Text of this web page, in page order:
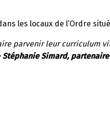
les locaux de l’Ordre
parvenir leur curriculum
Stéphanie Simard,